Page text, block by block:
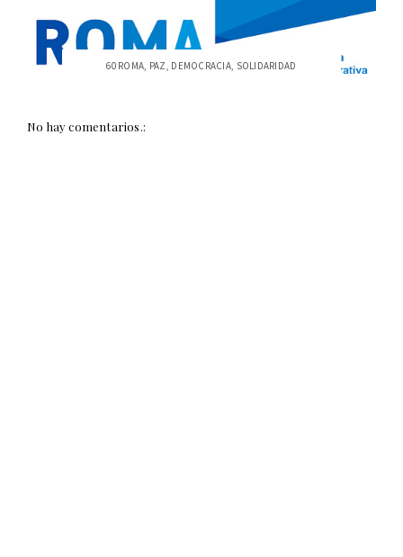
60 ROMA, PAZ, DEMOCRACIA, SOLIDARIDAD
No hay comentarios.: